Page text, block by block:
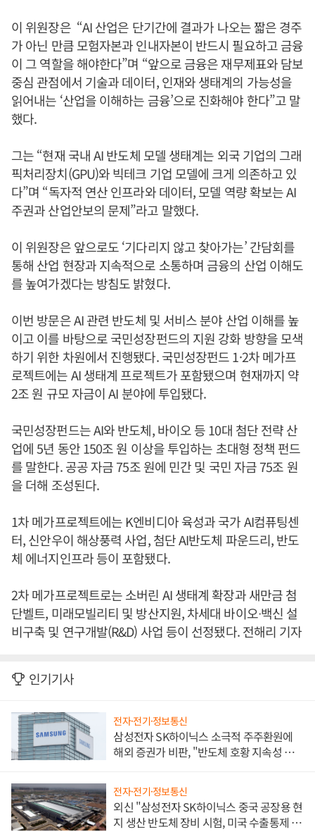
이 위원장은 “AI 산업은 단기간에 결과가 나오는 짧은 경주
가 아닌 만큼 모험자본과 인내자본이 반드시 필요하고 금융
이 그 역할을 해야한다”며 “앞으로 금융은 재무제표와 담보
중심 관점에서 기술과 데이터, 인재와 생태계의 가능성을
읽어내는 ‘산업을 이해하는 금융’으로 진화해야 한다”고 말
했다.
그는 “현재 국내 AI 반도체 모델 생태계는 외국 기업의 그래
픽처리장치(GPU)와 빅테크 기업 모델에 크게 의존하고 있
다”며 “독자적 연산 인프라와 데이터, 모델 역량 확보는 AI
주권과 산업안보의 문제”라고 말했다.
이 위원장은 앞으로도 ‘기다리지 않고 찾아가는’ 간담회를
통해 산업 현장과 지속적으로 소통하며 금융의 산업 이해도
를 높여가겠다는 방침도 밝혔다.
이번 방문은 AI 관련 반도체 및 서비스 분야 산업 이해를 높
이고 이를 바탕으로 국민성장펀드의 지원 강화 방향을 모색
하기 위한 차원에서 진행됐다. 국민성장펀드 1·2차 메가프
로젝트에는 AI 생태계 프로젝트가 포함됐으며 현재까지 약
2조 원 규모 자금이 AI 분야에 투입됐다.
국민성장펀드는 AI와 반도체, 바이오 등 10대 첨단 전략 산
업에 5년 동안 150조 원 이상을 투입하는 초대형 정책 펀드
를 말한다. 공공 자금 75조 원에 민간 및 국민 자금 75조 원
을 더해 조성된다.
1차 메가프로젝트에는 K엔비디아 육성과 국가 AI컴퓨팅센
터, 신안우이 해상풍력 사업, 첨단 AI반도체 파운드리, 반도
체 에너지인프라 등이 포함됐다.
2차 메가프로젝트로는 소버린 AI 생태계 확장과 새만금 첨
단벨트, 미래모빌리티 및 방산지원, 차세대 바이오ᐧ백신 설
비구축 및 연구개발(R&D) 사업 등이 선정됐다. 전해리 기자
인기기사
전자·전기·정보통신
삼성전자 SK하이닉스 소극적 주주환원에
해외 증권가 비판, "반도체 호황 지속성 의
전자·전기·정보통신
외신 "삼성전자 SK하이닉스 중국 공장용 현
지 생산 반도체 장비 시험, 미국 수출통제 대